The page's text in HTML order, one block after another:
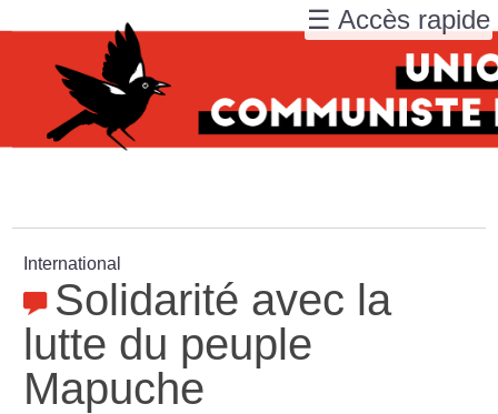
International
Solidarité avec la
lutte du peuple
Mapuche
☰ Accès rapide